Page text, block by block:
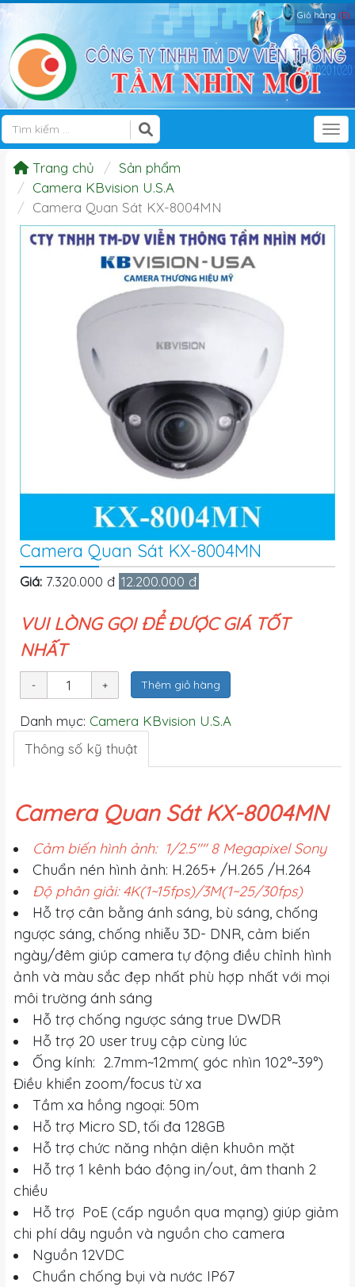
Giỏ hàng (0)
Trang chủ
Sản phẩm
Camera KBvision U.S.A
Camera Quan Sát KX-8004MN
Camera Quan Sát KX-8004MN
Giá: 7.320.000 đ 12.200.000 đ
VUI LÒNG GỌI ĐỂ ĐƯỢC GIÁ TỐT
NHẤT
Thêm giỏ hàng
Danh mục: Camera KBvision U.S.A
Thông số kỹ thuật
Camera Quan Sát KX-8004MN
Cảm biến hình ảnh: 1/2.5"" 8 Megapixel Sony
Chuẩn nén hình ảnh: H.265+ /H.265 /H.264
Độ phân giải: 4K(1~15fps)/3M(1~25/30fps)
Hỗ trợ cân bằng ánh sáng, bù sáng, chống
ngược sáng, chống nhiễu 3D- DNR, cảm biến
ngày/đêm giúp camera tự động điều chỉnh hình
ảnh và màu sắc đẹp nhất phù hợp nhất với mọi
môi trường ánh sáng
Hỗ trợ chống ngược sáng true DWDR
Hỗ trợ 20 user truy cập cùng lúc
Ống kính: 2.7mm~12mm( góc nhìn 102°~39°)
Điều khiển zoom/focus từ xa
Tầm xa hồng ngoại: 50m
Hỗ trợ Micro SD, tối đa 128GB
Hỗ trợ chức năng nhận diện khuôn mặt
Hỗ trợ 1 kênh báo động in/out, âm thanh 2
chiều
Hỗ trợ PoE (cấp nguồn qua mạng) giúp giảm
chi phí dây nguồn và nguồn cho camera
Nguồn 12VDC
Chuẩn chống bụi và nước IP67